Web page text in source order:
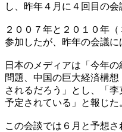
し、昨年４月に４回目の会
２００７年と２０１０年
参加したが、昨年の会議に
日本のメディアは「今年
問題、中国の巨大経済構
されるだろう」とし、「
予定されている」と報じた
この会談では６月と予想